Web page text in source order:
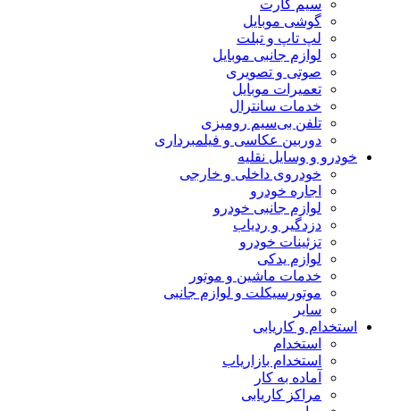
سیم کارت
گوشی موبایل
لپ تاپ و تبلت
لوازم جانبی موبایل
صوتی و تصویری
تعمیرات موبایل
خدمات سانترال
تلفن بی‌سیم رومیزی
دوربین عکاسی و فیلمبرداری
خودرو و وسایل نقلیه
خودروی داخلی و خارجی
اجاره خودرو
لوازم جانبی خودرو
دزدگیر و ردیاب
تزئینات خودرو
لوازم یدکی
خدمات ماشین و موتور
موتورسیکلت و لوازم جانبی
سایر
استخدام و کاریابی
استخدام
استخدام بازاریاب
آماده به کار
مراکز کاریابی